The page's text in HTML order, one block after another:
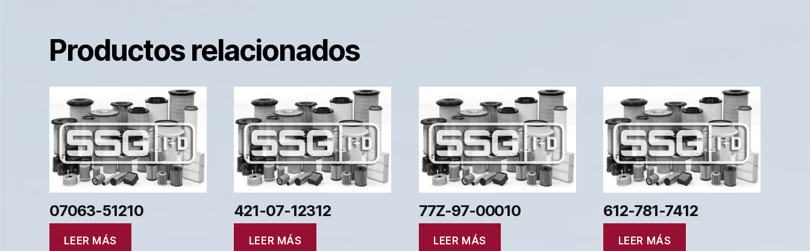
Productos relacionados
07063-51210
LEER MÁS
421-07-12312
LEER MÁS
77Z-97-00010
LEER MÁS
612-781-7412
LEER MÁS